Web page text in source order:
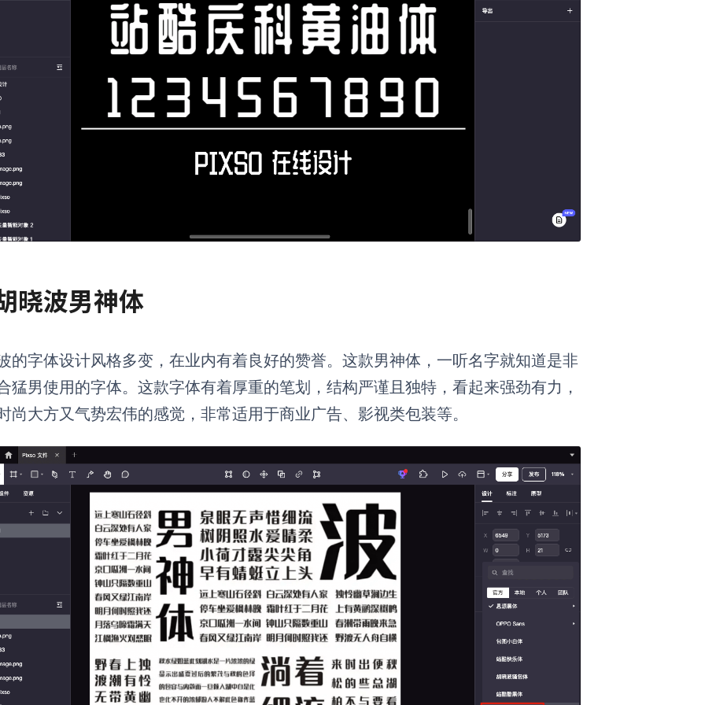
晓波男神体
的字体设计风格多变，在业内有着良好的赞誉。这款男神体，一听名字就知道是非
猛男使用的字体。这款字体有着厚重的笔划，结构严谨且独特，看起来强劲有力，
尚大方又气势宏伟的感觉，非常适用于商业广告、影视类包装等。